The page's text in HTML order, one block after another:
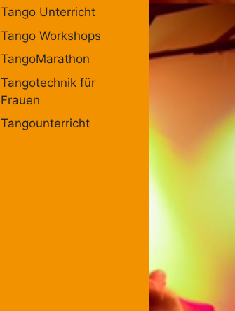
Tango Unterricht
Tango Workshops
TangoMarathon
Tangotechnik für
Frauen
Tangounterricht